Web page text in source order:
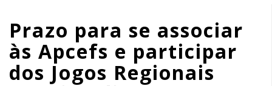
Jogos
Regionais
Prazo para se associar
às Apcefs e participar
dos Jogos Regionais